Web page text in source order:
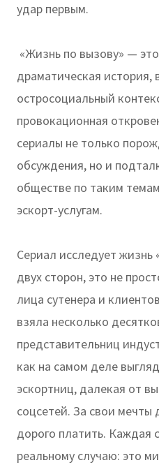
удар первым.
«Жизнь по вызову» —
драматическая история,
остросоциальный
провокационная
сериалы не только
обсуждения, но и
обществе по таким
эскорт-услугам.
Сериал исследует жизнь
двух сторон, это не
лица сутенера и
взяла несколько
представительниц
как на самом деле
эскортниц, далекая от
соцсетей. За свои
дорого платить. Каждая
реальному случаю: это